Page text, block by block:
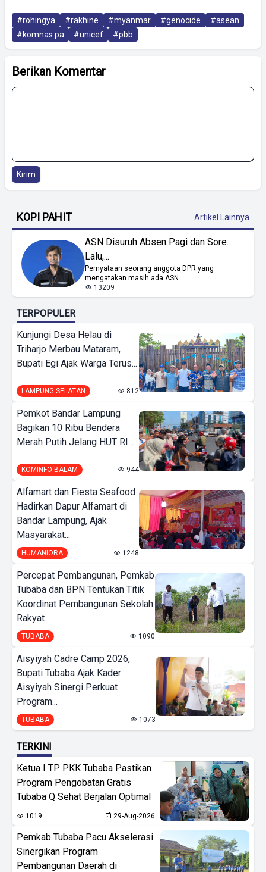
#rohingya #rakhine #myanmar #genocide
#asean
#komnas pa
#unicef #pbb
Berikan Komentar
Kirim
KOPI PAHIT Artikel Lainnya
ASN Disuruh Absen Pagi dan Sore.
Lalu,...
Pernyataan seorang anggota DPR yang
mengatakan masih ada ASN...
13209
TERPOPULER
Kunjungi Desa Helau di
Triharjo Merbau Mataram,
Bupati Egi Ajak Warga Terus...
LAMPUNG SELATAN 812
Pemkot Bandar Lampung
Bagikan 10 Ribu Bendera
Merah Putih Jelang HUT RI...
KOMINFO BALAM 944
Alfamart dan Fiesta Seafood
Hadirkan Dapur Alfamart di
Bandar Lampung, Ajak
Masyarakat...
HUMANIORA 1248
Percepat Pembangunan, Pemkab
Tubaba dan BPN Tentukan Titik
Koordinat Pembangunan Sekolah
Rakyat
TUBABA 1090
Aisyiyah Cadre Camp 2026,
Bupati Tubaba Ajak Kader
Aisyiyah Sinergi Perkuat
Program...
TUBABA 1073
TERKINI
Ketua I TP PKK Tubaba Pastikan
Program Pengobatan Gratis
Tubaba Q Sehat Berjalan Optimal
1019 29-Aug-2026
Pemkab Tubaba Pacu Akselerasi
Sinergikan Program
Pembangunan Daerah di